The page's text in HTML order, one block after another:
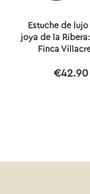
Estuche de
joya de la
Finca
€42.90